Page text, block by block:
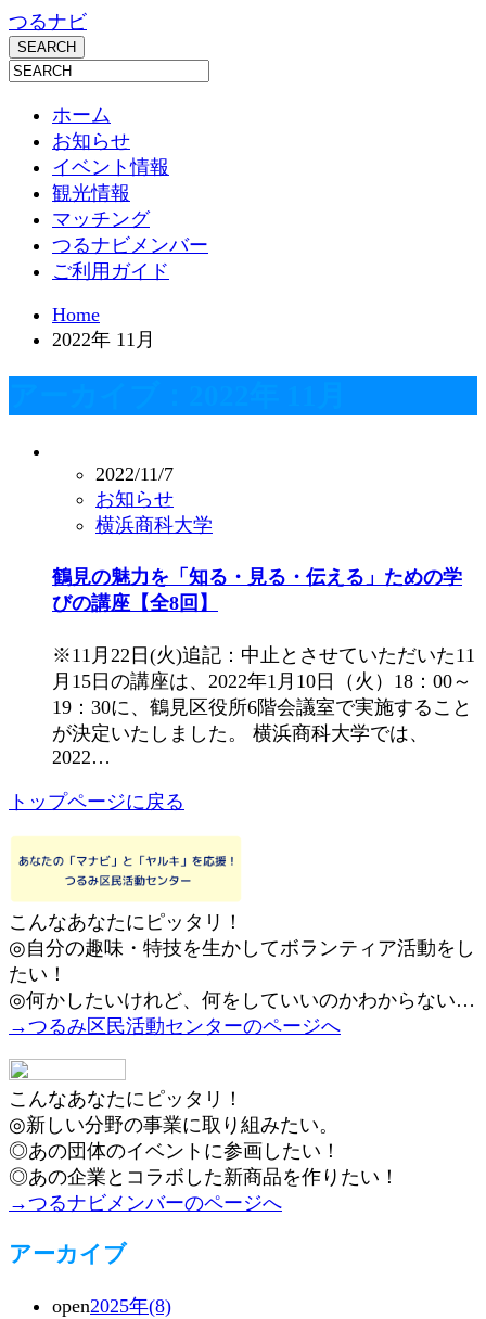
つるナビ
ホーム
お知らせ
イベント情報
観光情報
マッチング
つるナビメンバー
ご利用ガイド
Home
2022年 11月
2022/11/7
お知らせ
横浜商科大学
鶴見の魅力を「知る・見る・伝える」ための学
びの講座【全8回】
※11月22日(火)追記：中止とさせていただいた11
月15日の講座は、2022年1月10日（火）18：00～
19：30に、鶴見区役所6階会議室で実施すること
が決定いたしました。 横浜商科大学では、
2022…
トップページに戻る
こんなあなたにピッタリ！
◎自分の趣味・特技を生かしてボランティア活動をし
たい！
◎何かしたいけれど、何をしていいのかわからない…
→つるみ区民活動センターのページへ
こんなあなたにピッタリ！
◎新しい分野の事業に取り組みたい。
◎あの団体のイベントに参画したい！
◎あの企業とコラボした新商品を作りたい！
→つるナビメンバーのページへ
アーカイブ
open2025年(8)